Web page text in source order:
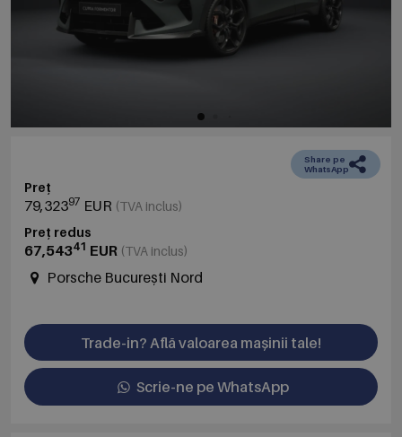
Preț
79,32397 EUR (TVA inclus)
Preț redus
67,54341 EUR (TVA inclus)
Porsche București Nord
Share pe
WhatsApp
Trade-in? Află valoarea mașinii tale!
Scrie-ne pe WhatsApp